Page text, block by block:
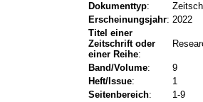
Dokumenttyp:
Erscheinungsjahr: 2022
Titel einer
Zeitschrift oder
einer Reihe:
Band/Volume:
9
Heft/Issue:
1
Seitenbereich:
1-9